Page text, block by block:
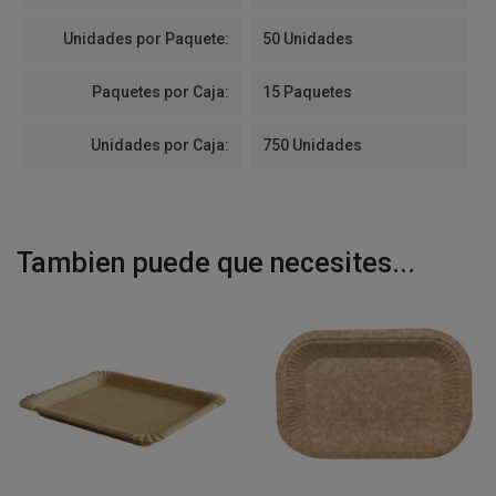
Unidades por Paquete: 50 Unidades
Paquetes por Caja: 15 Paquetes
Unidades por Caja: 750 Unidades
Tambien puede que necesites...